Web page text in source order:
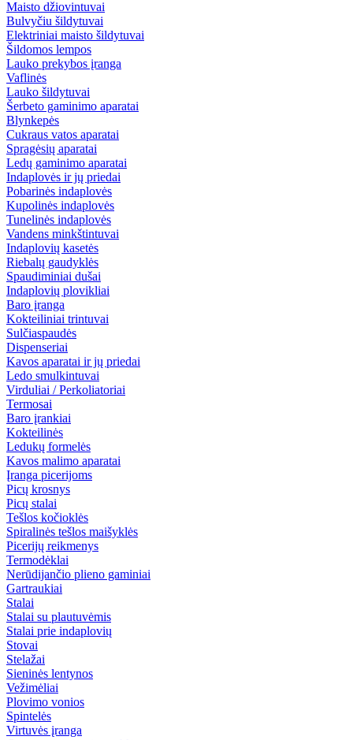
Maisto džiovintuvai
Bulvyčiu šildytuvai
Elektriniai maisto šildytuvai
Šildomos lempos
Lauko prekybos įranga
Vaflinės
Lauko šildytuvai
Šerbeto gaminimo aparatai
Blynkepės
Cukraus vatos aparatai
Spragėsių aparatai
Ledų gaminimo aparatai
Indaplovės ir jų priedai
Pobarinės indaplovės
Kupolinės indaplovės
Tunelinės indaplovės
Vandens minkštintuvai
Indaplovių kasetės
Riebalų gaudyklės
Spaudiminiai dušai
Indaplovių plovikliai
Baro įranga
Kokteiliniai trintuvai
Sulčiaspaudės
Dispenseriai
Kavos aparatai ir jų priedai
Ledo smulkintuvai
Virduliai / Perkoliatoriai
Termosai
Baro įrankiai
Kokteilinės
Ledukų formelės
Kavos malimo aparatai
Įranga picerijoms
Picų krosnys
Picų stalai
Tešlos kočioklės
Spiralinės tešlos maišyklės
Picerijų reikmenys
Termodėklai
Nerūdijančio plieno gaminiai
Gartraukiai
Stalai
Stalai su plautuvėmis
Stalai prie indaplovių
Stovai
Stelažai
Sieninės lentynos
Vežimėliai
Plovimo vonios
Spintelės
Virtuvės įranga